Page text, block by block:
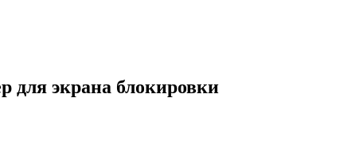
для экрана блокировки